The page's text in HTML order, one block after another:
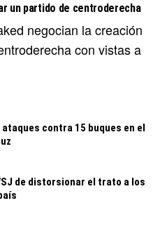
un partido de centroderecha
negocian la creación
con vistas a
ataques contra 15 buques en el
de distorsionar el trato a los